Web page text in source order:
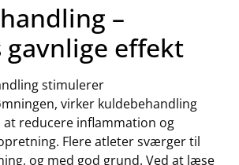
–
gavnlige effekt
stimulerer
virker kuldebehandling
reducere inflammation og
Flere atleter sværger til
og med god grund. Ved at læse